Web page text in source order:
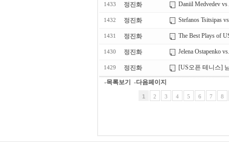
1433 정진화 Daniil Medvedev vs
1432 정진화 Stefanos Tsitsipas
1431 정진화 The Best Plays of
1430 정진화 Jelena Ostapenko
1429 정진화 [US오픈 테니스]
-목록보기 -다음페이지
1 2 3 4 5 6 7 8